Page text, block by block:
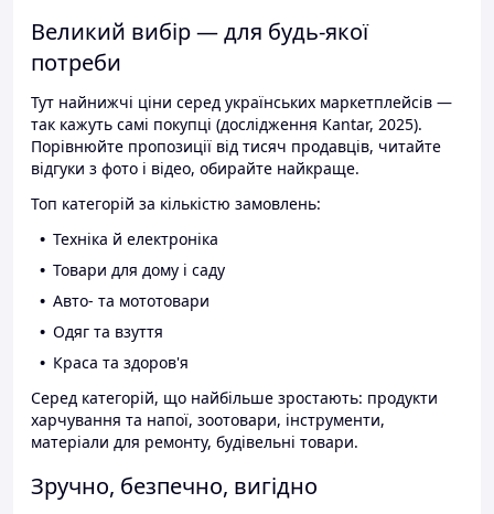
Великий вибір — для будь-якої
потреби
Тут найнижчі ціни серед українських маркетплейсів —
так кажуть самі покупці (дослідження Kantar, 2025).
Порівнюйте пропозиції від тисяч продавців, читайте
відгуки з фото і відео, обирайте найкраще.
Топ категорій за кількістю замовлень:
Техніка й електроніка
Товари для дому і саду
Авто- та мототовари
Одяг та взуття
Краса та здоров'я
Серед категорій, що найбільше зростають: продукти
харчування та напої, зоотовари, інструменти,
матеріали для ремонту, будівельні товари.
Зручно, безпечно, вигідно